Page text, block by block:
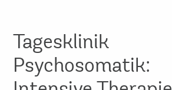
Tagesklinik
Psychosomatik: